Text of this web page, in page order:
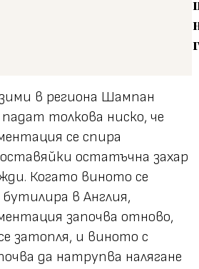
в региона Шампан
толкова ниско, че
се спира
остатъчна захар
Когато виното се
в Англия,
започва отново,
затопля, и виното с
да натрупва налягане